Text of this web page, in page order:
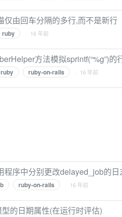
仅由回车分隔的多行,而不是新行
ruby · 16 年前
方法模拟sprintf(“%g”)的
ruby ruby-on-rails · 16 年前
程序中分别更改delayed_job的
ruby-on-rails · 16 年前
的日期属性(在运行时评估)